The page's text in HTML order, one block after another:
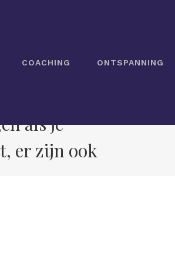
COACHING ONTSPANNING
als je
er zijn ook